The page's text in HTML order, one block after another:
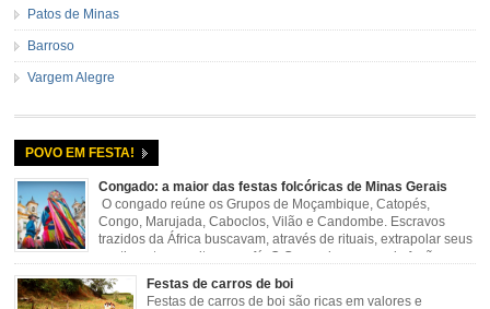
Patos de Minas
Barroso
Vargem Alegre
POVO EM FESTA!
Congado: a maior das festas folcóricas de Minas Gerais
O congado reúne os Grupos de Moçambique, Catopés,
Congo, Marujada, Caboclos, Vilão e Candombe. Escravos
trazidos da África buscavam, através de rituais, extrapolar seus
sentimentos e culto a sua fé. O Congado nasceu da fusão
destes ritos com a religião católica, imposta aos negros pela Igreja, surgindo
novas histórias que envolviam, sobretudo, Nossa Senhora do […]
Festas de carros de boi
Festas de carros de boi são ricas em valores e